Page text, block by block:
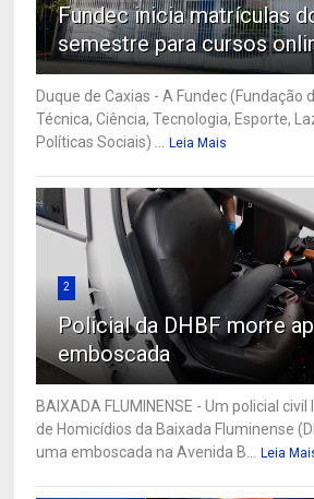
Fundec inicia matrículas
semestre para cursos
Duque de Caxias - A Fundec (Fundação
Técnica, Ciência, Tecnologia, Esporte,
Políticas Sociais) ...
Leia Mais
2
Policial da DHBF morre
emboscada
BAIXADA FLUMINENSE - Um policial
de Homicídios da Baixada Fluminense
uma emboscada na Avenida B...
Leia